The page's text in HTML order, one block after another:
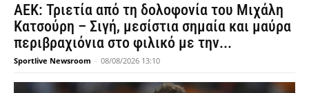
ΑΕΚ: Τριετία από τη δολοφονία του Μιχάλη
Κατσούρη – Σιγή, μεσίστια σημαία και μαύρα
περιβραχιόνια στο φιλικό με την...
Sportlive Newsroom - 08/08/2026 13:10